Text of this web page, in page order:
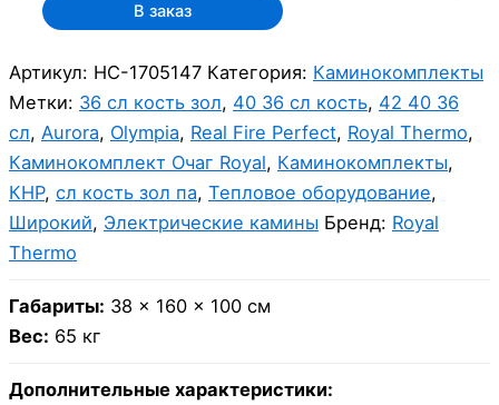
В заказ
Артикул: НС-1705147 Категория: Каминокомплекты
Метки: 36 сл кость зол, 40 36 сл кость, 42 40 36
сл, Aurora, Olympia, Real Fire Perfect, Royal Thermo,
Каминокомплект Очаг Royal, Каминокомплекты,
КНР, сл кость зол па, Тепловое оборудование,
Широкий, Электрические камины Бренд: Royal
Thermo
Габариты: 38 × 160 × 100 см
Вес: 65 кг
Дополнительные характеристики: